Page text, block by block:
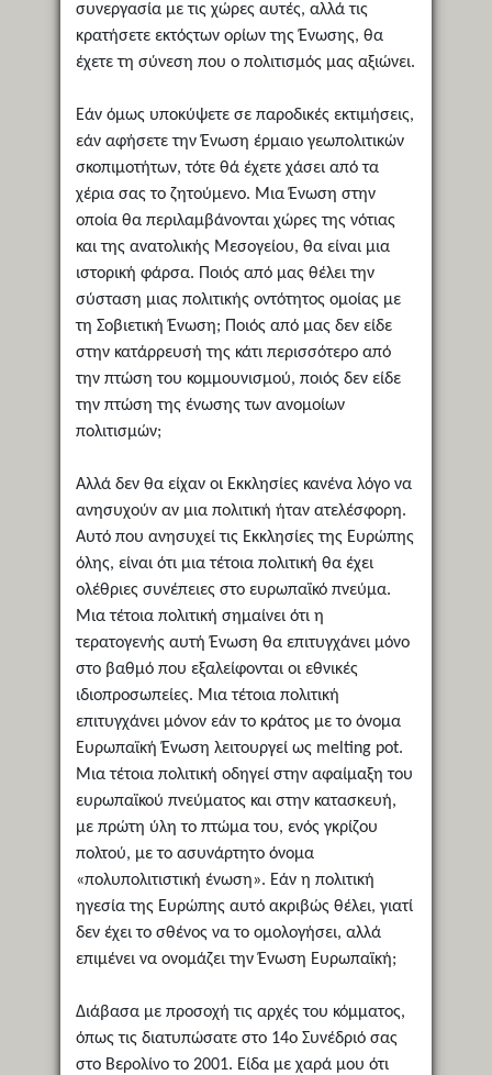
συνεργασία με τις χώρες αυτές, αλλά τις
κρατήσετε εκτόςτων ορίων της Ένωσης, θα
έχετε τη σύνεση που ο πολιτισμός μας αξιώνει.
Εάν όμως υποκύψετε σε παροδικές εκτιμήσεις,
εάν αφήσετε την Ένωση έρμαιο γεωπολιτικών
σκοπιμοτήτων, τότε θά έχετε χάσει από τα
χέρια σας το ζητούμενο. Μια Ένωση στην
οποία θα περιλαμβάνονται χώρες της νότιας
και της ανατολικής Μεσογείου, θα είναι μια
ιστορική φάρσα. Ποιός από μας θέλει την
σύσταση μιας πολιτικής οντότητος ομοίας με
τη Σοβιετική Ένωση; Ποιός από μας δεν είδε
στην κατάρρευσή της κάτι περισσότερο από
την πτώση του κομμουνισμού, ποιός δεν είδε
την πτώση της ένωσης των ανομοίων
πολιτισμών;
Αλλά δεν θα είχαν οι Εκκλησίες κανένα λόγο να
ανησυχούν αν μια πολιτική ήταν ατελέσφορη.
Αυτό που ανησυχεί τις Εκκλησίες της Ευρώπης
όλης, είναι ότι μια τέτοια πολιτική θα έχει
ολέθριες συνέπειες στο ευρωπαϊκό πνεύμα.
Μια τέτοια πολιτική σημαίνει ότι η
τερατογενής αυτή Ένωση θα επιτυγχάνει μόνο
στο βαθμό που εξαλείφονται οι εθνικές
ιδιοπροσωπείες. Μια τέτοια πολιτική
επιτυγχάνει μόνον εάν το κράτος με το όνομα
Ευρωπαϊκή Ένωση λειτουργεί ως melting pot.
Μια τέτοια πολιτική οδηγεί στην αφαίμαξη του
ευρωπαϊκού πνεύματος και στην κατασκευή,
με πρώτη ύλη το πτώμα του, ενός γκρίζου
πολτού, με το ασυνάρτητο όνομα
«πολυπολιτιστική ένωση». Εάν η πολιτική
ηγεσία της Ευρώπης αυτό ακριβώς θέλει, γιατί
δεν έχει το σθένος να το ομολογήσει, αλλά
επιμένει να ονομάζει την Ένωση Ευρωπαϊκή;
Διάβασα με προσοχή τις αρχές του κόμματος,
όπως τις διατυπώσατε στο 14ο Συνέδριό σας
στο Βερολίνο το 2001. Είδα με χαρά μου ότι